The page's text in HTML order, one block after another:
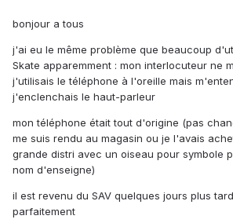
bonjour a tous
j'ai eu le même problème que beaucoup
Skate apparemment : mon interlocuteur ne
j'utilisais le téléphone à l'oreille mais
j'enclenchais le haut-parleur
mon téléphone était tout d'origine (pas
me suis rendu au magasin ou je l'avais
grande distri avec un oiseau pour symbole
nom d'enseigne)
il est revenu du SAV quelques jours plus
parfaitement